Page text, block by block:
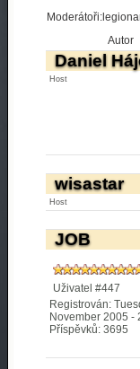
Autor
Daniel
Host
wisastar
Host
JOB
Uživatel #447
Registrován:
November 2005 -
Příspěvků: 3695